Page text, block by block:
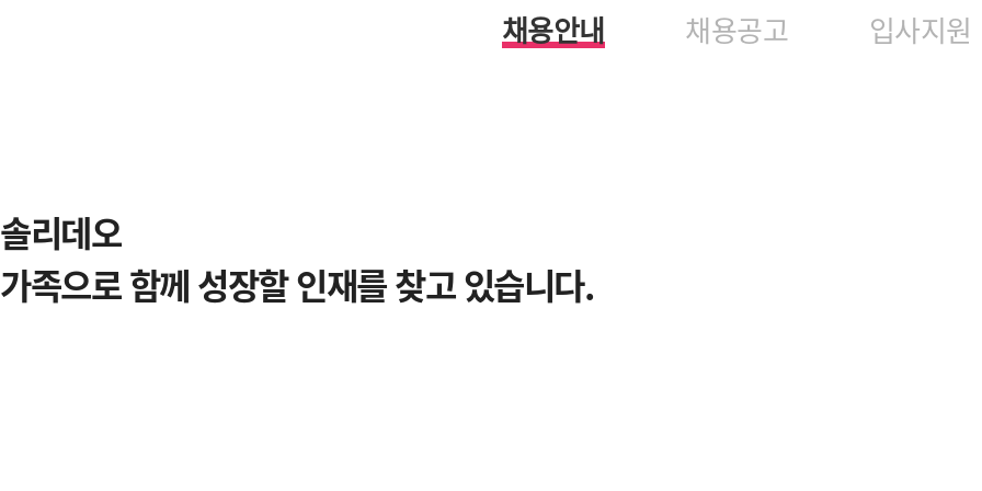
채용안내 채용공고 입사지원
솔리데오
가족으로 함께 성장할 인재를찾고 있습니다.